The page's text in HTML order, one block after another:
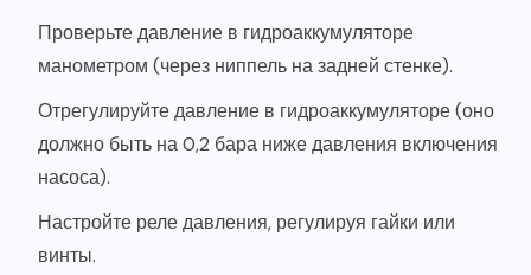
Проверьте давление в гидроаккумуляторе
манометром (через ниппель на задней стенке).
Отрегулируйте давление в гидроаккумуляторе (оно
должно быть на 0,2 бара ниже давления включения
насоса).
Настройте реле давления, регулируя гайки или
винты.